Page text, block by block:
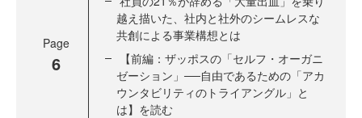
Page
6
越え描いた、社内と社外のシームレスな
共創による事業構想とは
【前編：ザッポスの「セルフ・オーガニ
ゼーション」──自由であるための「アカ
ウンタビリティのトライアングル」と
は】を読む